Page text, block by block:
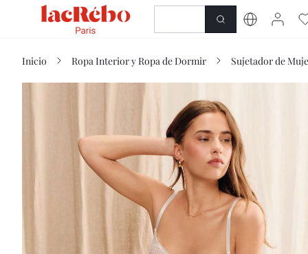
Tienda
Inicio Ropa Interior y Ropa de Dormir Sujetador de